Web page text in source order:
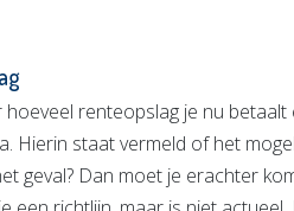
renteopslag je nu
Hierin staat vermeld of het
geval? Dan moet je erachter